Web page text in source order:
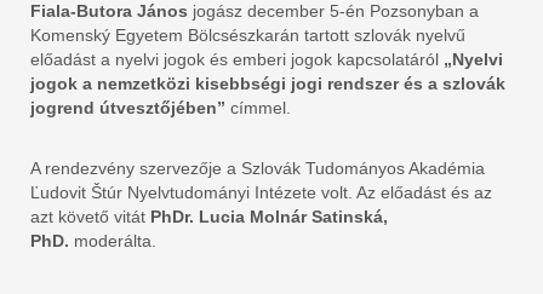
Fiala-Butora János jogász december 5-én Pozsonyban a
Komenský Egyetem Bölcsészkarán tartott szlovák nyelvű
előadást a nyelvi jogok és emberi jogok kapcsolatáról „Nyelvi
jogok a nemzetközi kisebbségi jogi rendszer és a szlovák
jogrend útvesztőjében” címmel.
A rendezvény szervezője a Szlovák Tudományos Akadémia
Ľudovit Štúr Nyelvtudományi Intézete volt. Az előadást és az
azt követő vitát PhDr. Lucia Molnár Satinská,
PhD. moderálta.